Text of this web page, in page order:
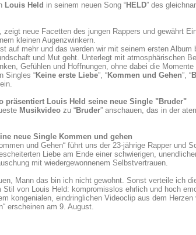
Louis Held in seinem neuen Song “HELD” des
zeigt neue Facetten des jungen Rappers und gewährt
kleinen Augenzwinkern.
auf mehr und das werden wir mit seinem ersten
und Mut geht. Unterlegt mit atmosphärischen
Gefühlen und Hoffnungen, ohne dabei die
Singles “Keine erste Liebe”, “Kommen und Gehen”, “
präsentiert Louis Held seine neue Single "Bruder"
Musikvideo zu “Bruder” anschauen, das in der
neue Single Kommen und gehen
und Gehen“ führt uns der 23-jährige Rapper und
Liebe am Ende einer schwierigen,
mit wiedergewonnenem Selbstvertrauen.
Mann das bin ich nicht gewohnt. Sonst verteile ich
Stil von Louis Held: kompromisslos ehrlich und hoch
kongenialen, eindringlichen Videoclip aus dem
erscheinen am 9. August.